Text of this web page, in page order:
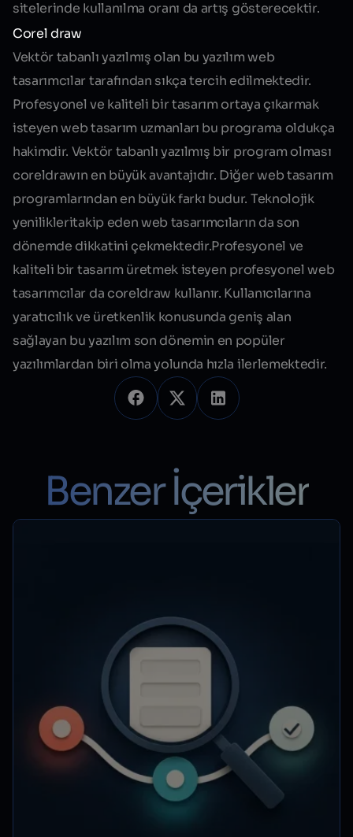
sitelerinde kullanılma oranı da artış gösterecektir.
Corel draw
Vektör tabanlı yazılmış olan bu yazılım web
tasarımcılar tarafından sıkça tercih edilmektedir.
Profesyonel ve kaliteli bir tasarım ortaya çıkarmak
isteyen web tasarım uzmanları bu programa oldukça
hakimdir. Vektör tabanlı yazılmış bir program olması
coreldrawın en büyük avantajıdır. Diğer web tasarım
programlarından en büyük farkı budur. Teknolojik
yenilikleritakip eden web tasarımcıların da son
dönemde dikkatini çekmektedir.Profesyonel ve
kaliteli bir tasarım üretmek isteyen profesyonel web
tasarımcılar da coreldraw kullanır. Kullanıcılarına
yaratıcılık ve üretkenlik konusunda geniş alan
sağlayan bu yazılım son dönemin en popüler
yazılımlardan biri olma yolunda hızla ilerlemektedir.
Benzer İçerikler